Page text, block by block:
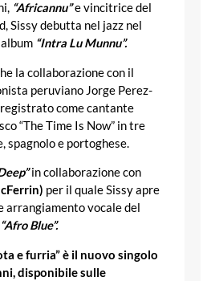
“Africannu”e vincitrice del
Sissy debutta nel jazz nel
“Intra Lu Munnu”.
la collaborazione con il
peruviano Jorge Perez-
come cantante
“The Time Is Now” in tre
spagnolo e portoghese.
in collaborazione con
per il quale Sissy apre
arrangiamento vocale del
“Afro Blue”.
e furria” è il nuovo singolo
disponibile sulle